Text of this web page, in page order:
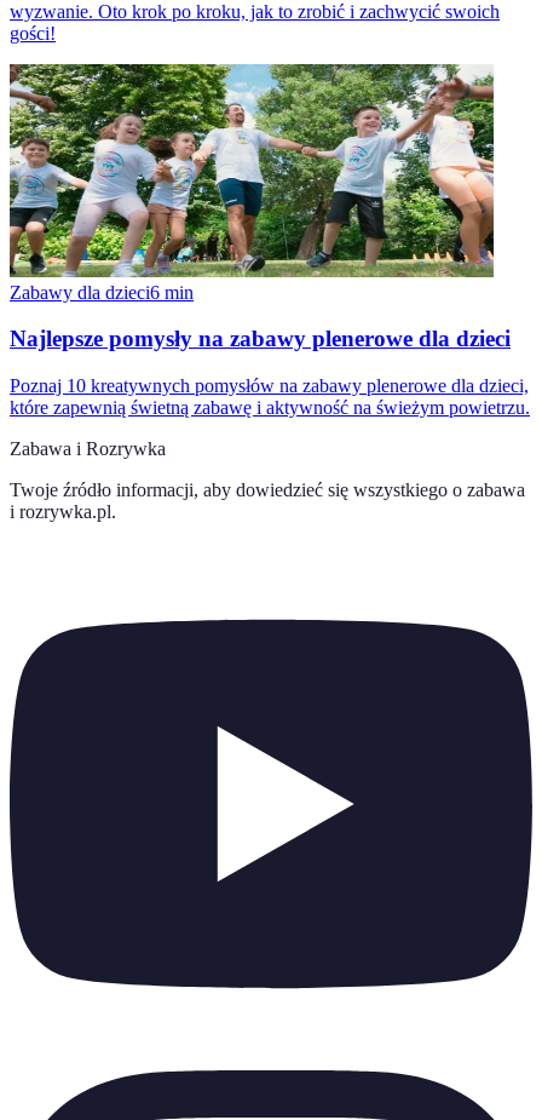
wyzwanie. Oto krok po kroku, jak to zrobić i zachwycić swoich
gości!
Zabawy dla dzieci6 min
Najlepsze pomysły na zabawy plenerowe dla dzieci
Poznaj 10 kreatywnych pomysłów na zabawy plenerowe dla dzieci,
które zapewnią świetną zabawę i aktywność na świeżym powietrzu.
Zabawa i Rozrywka
Twoje źródło informacji, aby dowiedzieć się wszystkiego o zabawa
i rozrywka.pl.